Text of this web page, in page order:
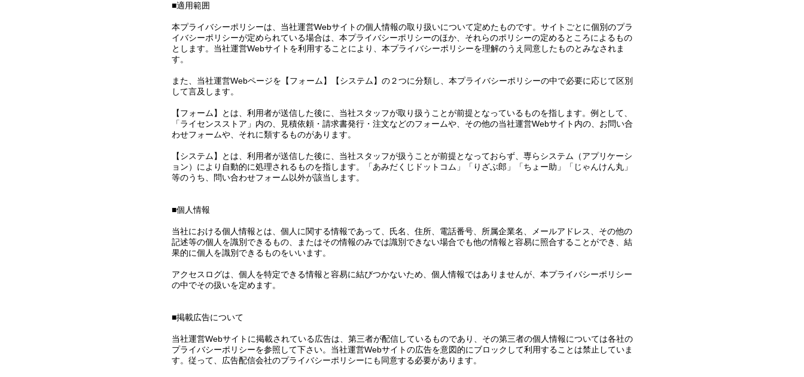
■適用範囲
本プライバシーポリシーは、当社運営Webサイトの個人情報の取り扱いについて定めたものです。サイトごとに個別のプラ
イバシーポリシーが定められている場合は、本プライバシーポリシーのほか、それらのポリシーの定めるところによるもの
とします。当社運営Webサイトを利用することにより、本プライバシーポリシーを理解のうえ同意したものとみなされま
す。
また、当社運営Webページを【フォーム】【システム】の２つに分類し、本プライバシーポリシーの中で必要に応じて区別
して言及します。
【フォーム】とは、利用者が送信した後に、当社スタッフが取り扱うことが前提となっているものを指します。例として、
「ライセンスストア」内の、見積依頼・請求書発行・注文などのフォームや、その他の当社運営Webサイト内の、お問い合
わせフォームや、それに類するものがあります。
【システム】とは、利用者が送信した後に、当社スタッフが扱うことが前提となっておらず、専らシステム（アプリケーシ
ョン）により自動的に処理されるものを指します。「あみだくじドットコム」「りざぶ郎」「ちょー助」「じゃんけん丸」
等のうち、問い合わせフォーム以外が該当します。
■個人情報
当社における個人情報とは、個人に関する情報であって、氏名、住所、電話番号、所属企業名、メールアドレス、その他の
記述等の個人を識別できるもの、またはその情報のみでは識別できない場合でも他の情報と容易に照合することができ、結
果的に個人を識別できるものをいいます。
アクセスログは、個人を特定できる情報と容易に結びつかないため、個人情報ではありませんが、本プライバシーポリシー
の中でその扱いを定めます。
■掲載広告について
当社運営Webサイトに掲載されている広告は、第三者が配信しているものであり、その第三者の個人情報については各社の
プライバシーポリシーを参照して下さい。当社運営Webサイトの広告を意図的にブロックして利用することは禁止していま
す。従って、広告配信会社のプライバシーポリシーにも同意する必要があります。